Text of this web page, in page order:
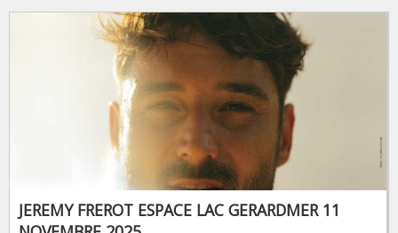
JEREMY FREROT ESPACE LAC GERARDMER 11